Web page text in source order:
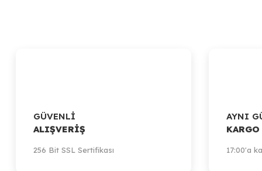
GÜVENLİ
ALIŞVERİŞ
256 Bit SSL Sertifikası
AYNI
KARGO
17:00'a